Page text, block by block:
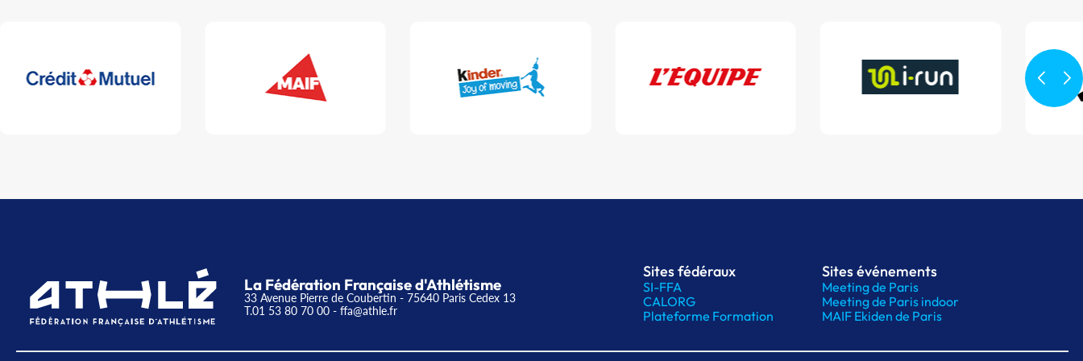
La Fédération Française d'Athlétisme
33 Avenue Pierre de Coubertin - 75640 Paris Cedex 13
T.01 53 80 70 00 - ffa@athle.fr
Sites fédéraux
SI-FFA
CALORG
Plateforme Formation
Sites événements
Meeting de Paris
Meeting de Paris indoor
MAIF Ekiden de Paris